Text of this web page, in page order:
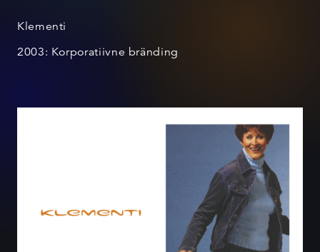
Klementi
2003: Korporatiivne bränding